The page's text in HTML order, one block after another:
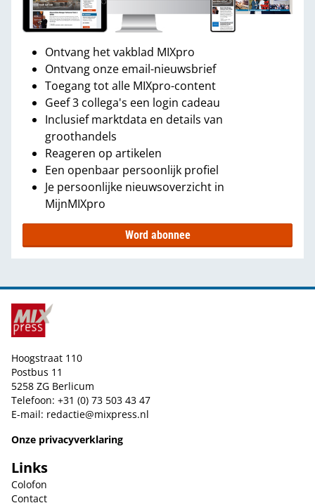
Ontvang het vakblad MIXpro
Ontvang onze email-nieuwsbrief
Toegang tot alle MIXpro-content
Geef 3 collega's een login cadeau
Inclusief marktdata en details van
groothandels
Reageren op artikelen
Een openbaar persoonlijk profiel
Je persoonlijke nieuwsoverzicht in
MijnMIXpro
Word abonnee
Hoogstraat 110
Postbus 11
5258 ZG Berlicum
Telefoon: +31 (0) 73 503 43 47
E-mail: redactie@mixpress.nl
Onze privacyverklaring
Links
Colofon
Contact